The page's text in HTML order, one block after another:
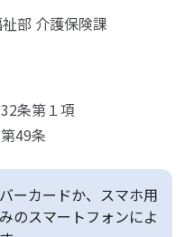
部 介護保険課
条第１項
49条
ーカードか、スマホ用
のスマートフォンによ